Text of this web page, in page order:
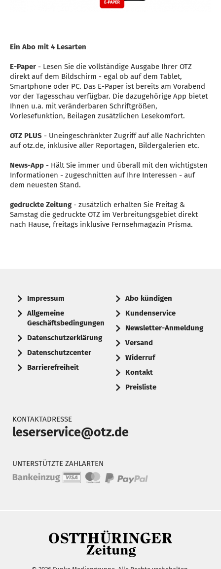
Ein Abo mit 4 Lesarten
E-Paper - Lesen Sie die vollständige Ausgabe Ihrer OTZ
direkt auf dem Bildschirm - egal ob auf dem Tablet,
Smartphone oder PC. Das E-Paper ist bereits am Vorabend
vor der Tagesschau verfügbar. Die dazugehörige App bietet
Ihnen u.a. mit veränderbaren Schriftgrößen,
Vorlesefunktion, Beilagen zusätzlichen Lesekomfort.
OTZ PLUS - Uneingeschränkter Zugriff auf alle Nachrichten
auf otz.de, inklusive aller Reportagen, Bildergalerien etc.
News-App - Hält Sie immer und überall mit den wichtigsten
Informationen - zugeschnitten auf Ihre Interessen - auf
dem neuesten Stand.
gedruckte Zeitung- zusätzlich erhalten Sie Freitag &
Samstag die gedruckte OTZ im Verbreitungsgebiet direkt
nach Hause, freitags inklusive Fernsehmagazin Prisma.
Impressum
Allgemeine
Geschäftsbedingungen
Datenschutzerklärung
Datenschutzcenter
Barrierefreiheit
Abo kündigen
Kundenservice
Newsletter-Anmeldung
Versand
Widerruf
Kontakt
Preisliste
KONTAKTADRESSE
leserservice@otz.de
UNTERSTÜTZTE ZAHLARTEN